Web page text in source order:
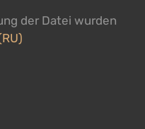
der Datei wurden